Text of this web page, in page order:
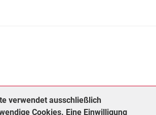
verwendet ausschließlich
Cookies. Eine Einwilligung